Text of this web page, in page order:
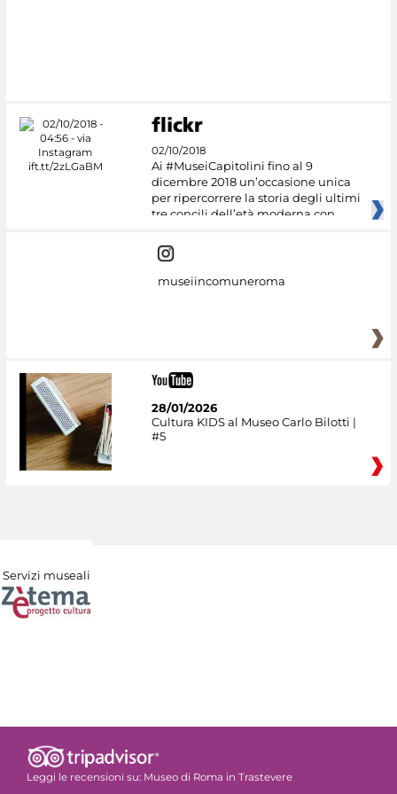
02/10/2018
Ai #MuseiCapitolini fino al 9
dicembre 2018 un’occasione unica
per ripercorrere la storia degli ultimi
tre concili dell’età moderna con
museiincomuneroma
28/01/2026
Cultura KIDS al Museo Carlo Bilotti |
#5
Servizi museali
Leggi le recensioni su: Museo di Roma in Trastevere